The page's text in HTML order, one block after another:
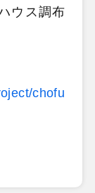
ウス調布
chofu